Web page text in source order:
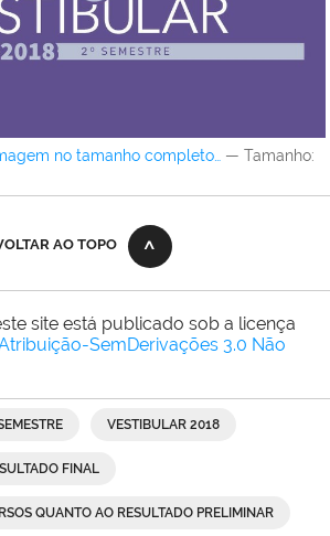
no tamanho completo… — Tamanho:
AO TOPO
site está publicado sob a licença
SemDerivações 3.0 Não
VESTIBULAR 2018
FINAL
QUANTO AO RESULTADO PRELIMINAR